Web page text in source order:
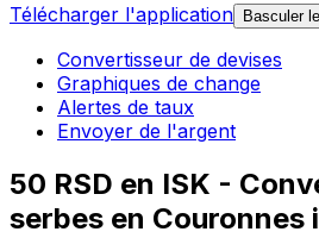
Télécharger l'application
Basculer
Convertisseur de devises
Graphiques de change
Alertes de taux
Envoyer de l'argent
50 RSD en ISK -
serbes en Couronnes